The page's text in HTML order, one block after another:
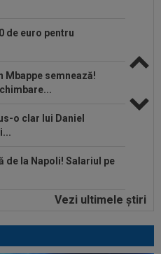
de euro pentru
Mbappe semnează!
o clar lui Daniel
de la Napoli! Salariul pe
cazul lui Ștefan
Chindia - Metaloglobus
Vezi ultimele ştiri